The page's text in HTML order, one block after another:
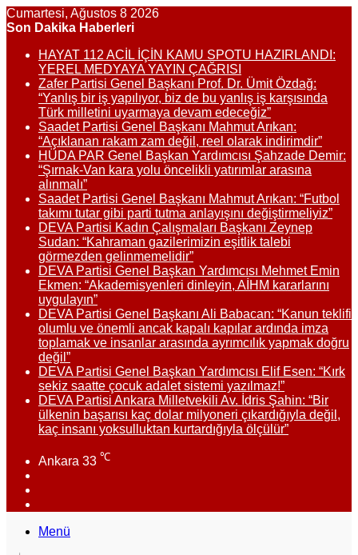
Cumartesi, Ağustos 8 2026
Son Dakika Haberleri
HAYAT 112 ACİL İÇİN KAMU SPOTU HAZIRLANDI:
YEREL MEDYAYA YAYIN ÇAĞRISI
Zafer Partisi Genel Başkanı Prof. Dr. Ümit Özdağ:
“Yanlış bir iş yapılıyor, biz de bu yanlış iş karşısında
Türk milletini uyarmaya devam edeceğiz”
Saadet Partisi Genel Başkanı Mahmut Arıkan:
“Açıklanan rakam zam değil, reel olarak indirimdir”
HÜDA PAR Genel Başkan Yardımcısı Şahzade Demir:
“Şırnak-Van kara yolu öncelikli yatırımlar arasına
alınmalı”
Saadet Partisi Genel Başkanı Mahmut Arıkan: “Futbol
takımı tutar gibi parti tutma anlayışını değiştirmeliyiz”
DEVA Partisi Kadın Çalışmaları Başkanı Zeynep
Sudan: “Kahraman gazilerimizin eşitlik talebi
görmezden gelinmemelidir”
DEVA Partisi Genel Başkan Yardımcısı Mehmet Emin
Ekmen: “Akademisyenleri dinleyin, AİHM kararlarını
uygulayın”
DEVA Partisi Genel Başkanı Ali Babacan: “Kanun teklifi
olumlu ve önemli ancak kapalı kapılar ardında imza
toplamak ve insanlar arasında ayrımcılık yapmak doğru
değil”
DEVA Partisi Genel Başkan Yardımcısı Elif Esen: “Kırk
sekiz saatte çocuk adalet sistemi yazılmaz!”
DEVA Partisi Ankara Milletvekili Av. İdris Şahin: “Bir
ülkenin başarısı kaç dolar milyoneri çıkardığıyla değil,
kaç insanı yoksulluktan kurtardığıyla ölçülür”
Ankara 33 ℃
Menü